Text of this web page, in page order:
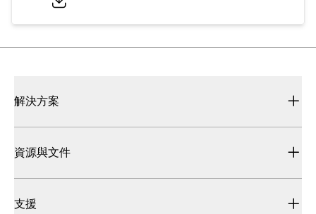
解決方案
資源與文件
支援